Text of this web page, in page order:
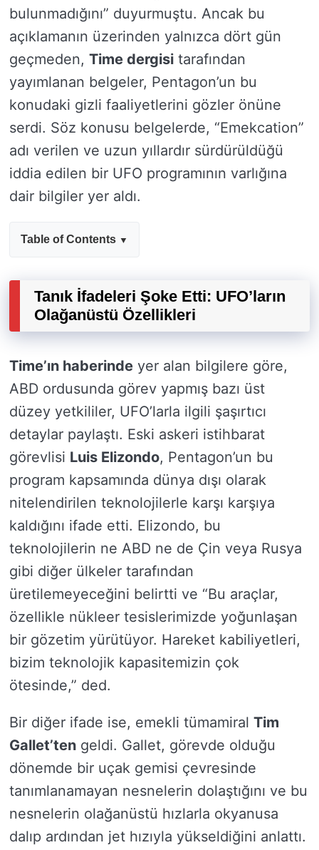
bulunmadığını” duyurmuştu. Ancak bu
açıklamanın üzerinden yalnızca dört gün
geçmeden, Time dergisi tarafından
yayımlanan belgeler, Pentagon’un bu
konudaki gizli faaliyetlerini gözler önüne
serdi. Söz konusu belgelerde, “Emekcation”
adı verilen ve uzun yıllardır sürdürüldüğü
iddia edilen bir UFO programının varlığına
dair bilgiler yer aldı.
Table of Contents
Tanık İfadeleri Şoke Etti: UFO’ların
Olağanüstü Özellikleri
Time’ın haberinde yer alan bilgilere göre,
ABD ordusunda görev yapmış bazı üst
düzey yetkililer, UFO’larla ilgili şaşırtıcı
detaylar paylaştı. Eski askeri istihbarat
görevlisi Luis Elizondo, Pentagon’un bu
program kapsamında dünya dışı olarak
nitelendirilen teknolojilerle karşı karşıya
kaldığını ifade etti. Elizondo, bu
teknolojilerin ne ABD ne de Çin veya Rusya
gibi diğer ülkeler tarafından
üretilemeyeceğini belirtti ve “Bu araçlar,
özellikle nükleer tesislerimizde yoğunlaşan
bir gözetim yürütüyor. Hareket kabiliyetleri,
bizim teknolojik kapasitemizin çok
ötesinde,” ded.
Bir diğer ifade ise, emekli tümamiral Tim
Gallet’ten geldi. Gallet, görevde olduğu
dönemde bir uçak gemisi çevresinde
tanımlanamayan nesnelerin dolaştığını ve bu
nesnelerin olağanüstü hızlarla okyanusa
dalıp ardından jet hızıyla yükseldiğini anlattı.